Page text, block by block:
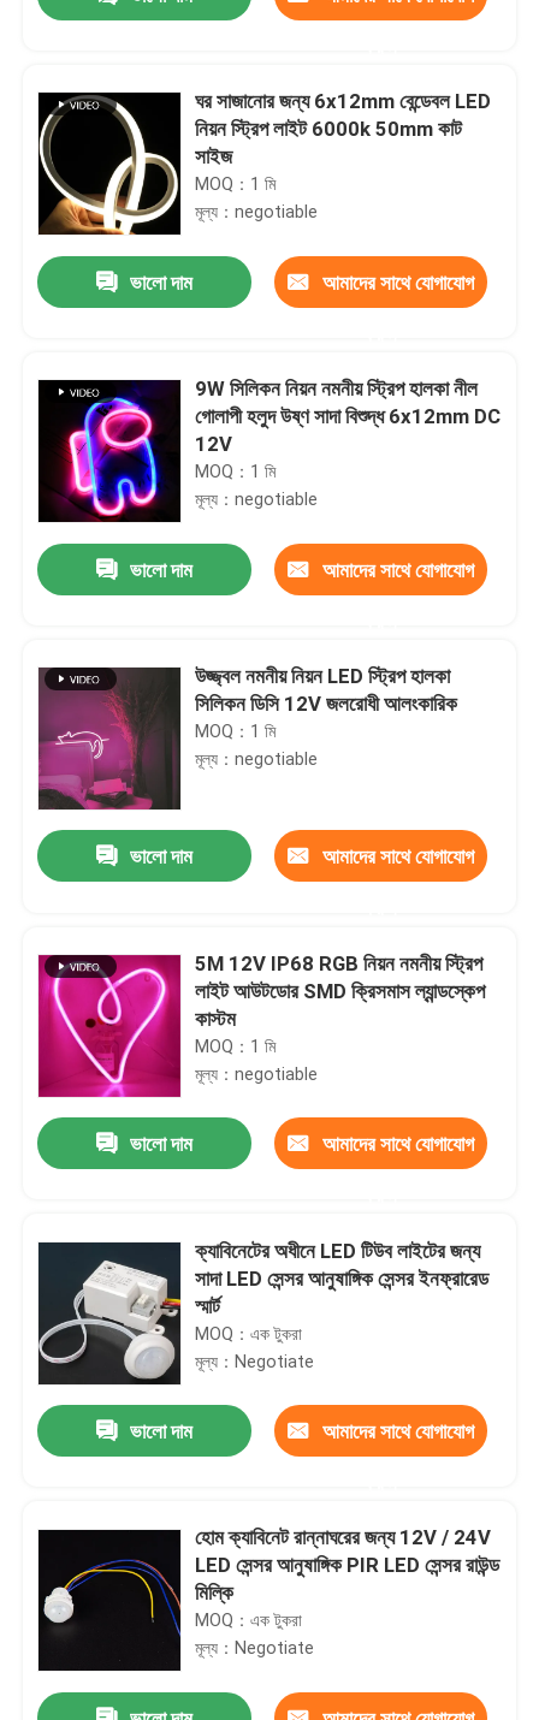
ঘর সাজানোর জন্য 6x12mm বেন্ডেবল LED
নিয়ন স্ট্রিপ লাইট 6000k 50mm কাট
সাইজ
MOQ：1 মি
মূল্য：negotiable
ভালো দাম আমাদের সাথে যোগাযোগ
9W সিলিকন নিয়ন নমনীয় স্ট্রিপ হালকা নীল
গোলাপী হলুদ উষ্ণ সাদা বিশুদ্ধ 6x12mm DC
12V
MOQ：1 মি
মূল্য：negotiable
ভালো দাম আমাদের সাথে যোগাযোগ
উজ্জ্বল নমনীয় নিয়ন LED স্ট্রিপ হালকা
সিলিকন ডিসি 12V জলরোধী আলংকারিক
MOQ：1 মি
মূল্য：negotiable
ভালো দাম আমাদের সাথে যোগাযোগ
5M 12V IP68 RGB নিয়ন নমনীয় স্ট্রিপ
লাইট আউটডোর SMD ক্রিসমাস ল্যান্ডস্কেপ
কাস্টম
MOQ：1 মি
মূল্য：negotiable
ভালো দাম আমাদের সাথে যোগাযোগ
ক্যাবিনেটের অধীনে LED টিউব লাইটের জন্য
সাদা LED সেন্সর আনুষাঙ্গিক সেন্সর ইনফ্রারেড
স্মার্ট
MOQ：এক টুকরা
মূল্য：Negotiate
ভালো দাম আমাদের সাথে যোগাযোগ
হোম ক্যাবিনেট রান্নাঘরের জন্য 12V / 24V
LED সেন্সর আনুষাঙ্গিক PIR LED সেন্সর রাউন্ড
মিল্কি
MOQ：এক টুকরা
মূল্য：Negotiate